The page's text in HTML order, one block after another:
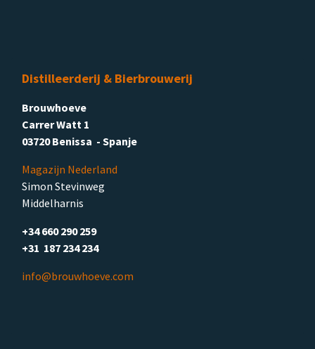
Distilleerderij & Bierbrouwerij
Brouwhoeve
Carrer Watt 1
03720 Benissa - Spanje
Magazijn Nederland
Simon Stevinweg
Middelharnis
+34 660 290 259
+31 187 234 234
info@brouwhoeve.com